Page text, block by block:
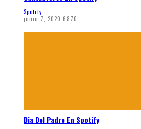
Spotify
junio 7, 2020 6870
Dia Del Padre En Spotify